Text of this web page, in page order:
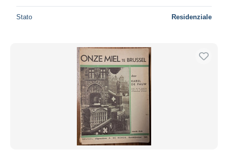
Residenza del venditore
Aggiorna
Stato Residenziale